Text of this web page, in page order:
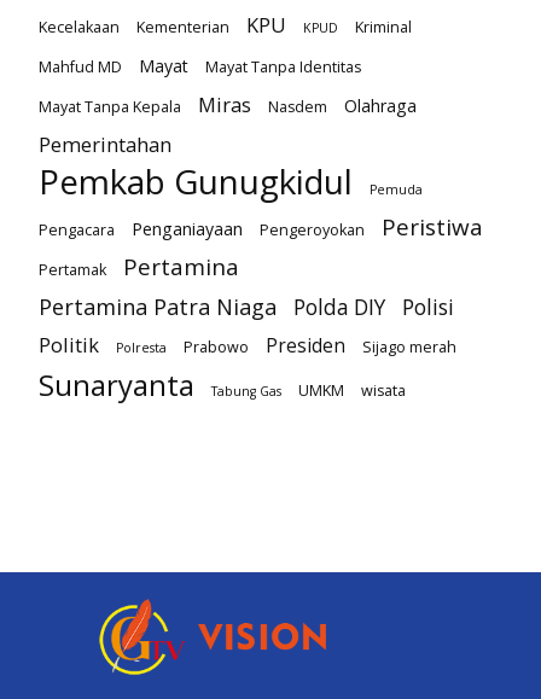
Kecelakaan
Kementerian KPU KPUD
Kriminal
Mahfud MD
Mayat
Mayat Tanpa Identitas
Mayat Tanpa Kepala
Miras Nasdem Olahraga
Pemerintahan
Pemkab Gunugkidul Pemuda
Pengacara Penganiayaan Pengeroyokan Peristiwa
Pertamak Pertamina
Pertamina Patra Niaga Polda DIY
Polisi
Politik
Polresta Prabowo Presiden Sijago merah
Sunaryanta Tabung Gas UMKM wisata